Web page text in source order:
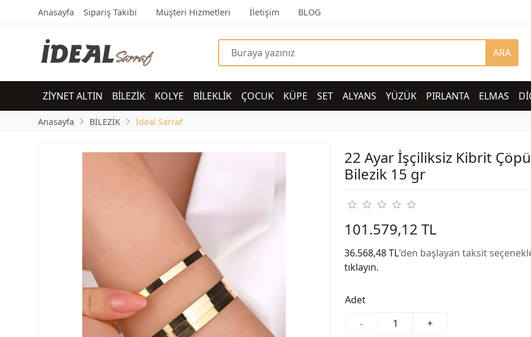
Anasayfa Sipariş Takibi Müşteri Hizmetleri İletişim BLOG
ARA
ZİYNET ALTIN BİLEZİK KOLYE BİLEKLİK ÇOCUK KÜPE SET ALYANS YÜZÜK PIRLANTA ELMAS
Anasayfa BİLEZİK İdeal Sarraf
22 Ayar İşçiliksiz Kibrit Çöpü
Bilezik 15 gr
101.579,12 TL
36.568,48 TL'den başlayan taksit
tıklayın.
Adet
-
+